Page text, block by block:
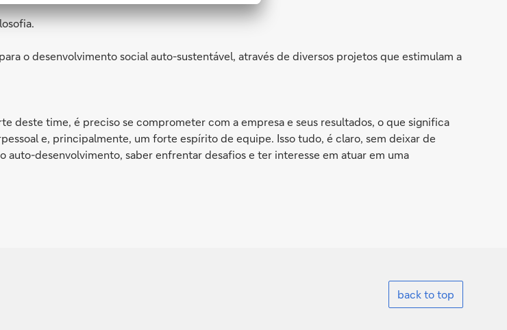
o desenvolvimento social auto-sustentável, através de diversos projetos que estimulam a
deste time, é preciso se comprometer com a empresa e seus resultados, o que significa
e, principalmente, um forte espírito de equipe. Isso tudo, é claro, sem deixar de
desenvolvimento, saber enfrentar desafios e ter interesse em atuar em uma
back to top